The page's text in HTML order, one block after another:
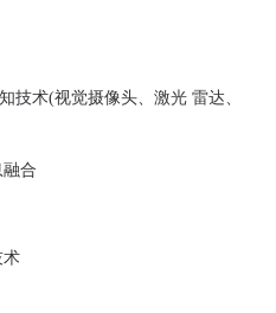
技术(视觉摄像头、激光 雷达、
合
术